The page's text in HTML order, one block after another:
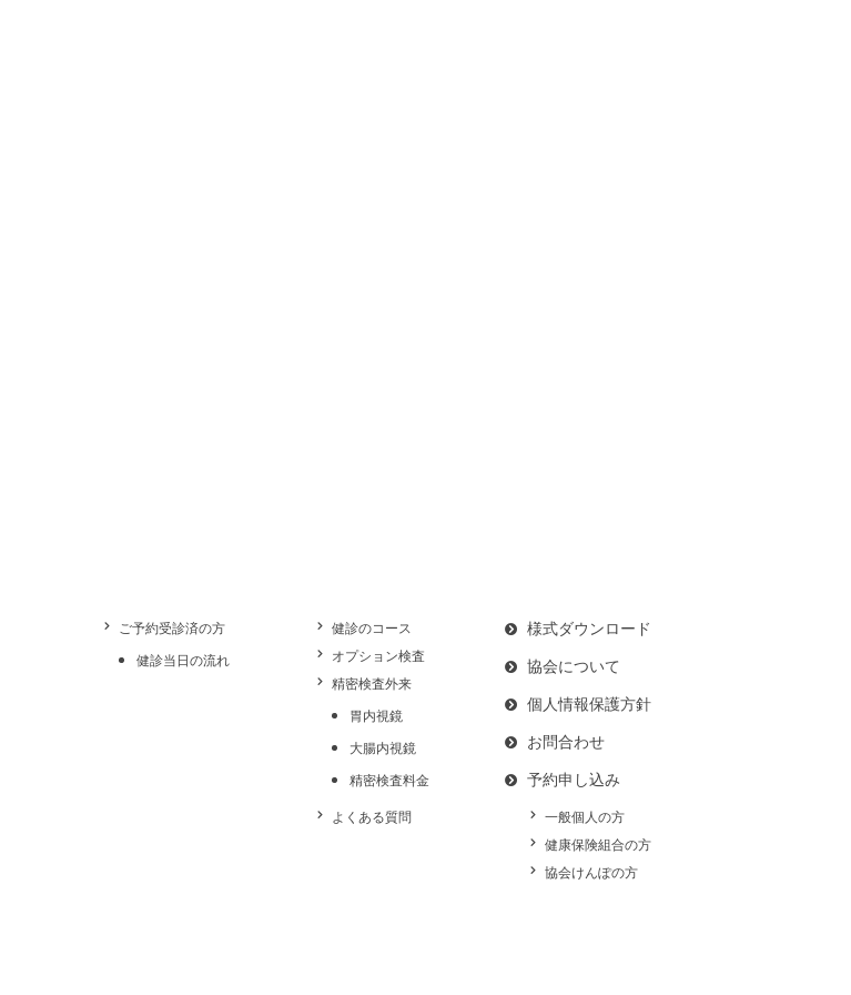
ご予約受診済の方
健診当日の流れ
健診のコース
オプション検査
精密検査外来
胃内視鏡
大腸内視鏡
精密検査料金
よくある質問
様式ダウンロード
協会について
個人情報保護方針
お問合わせ
予約申し込み
一般個人の方
健康保険組合の方
協会けんぽの方